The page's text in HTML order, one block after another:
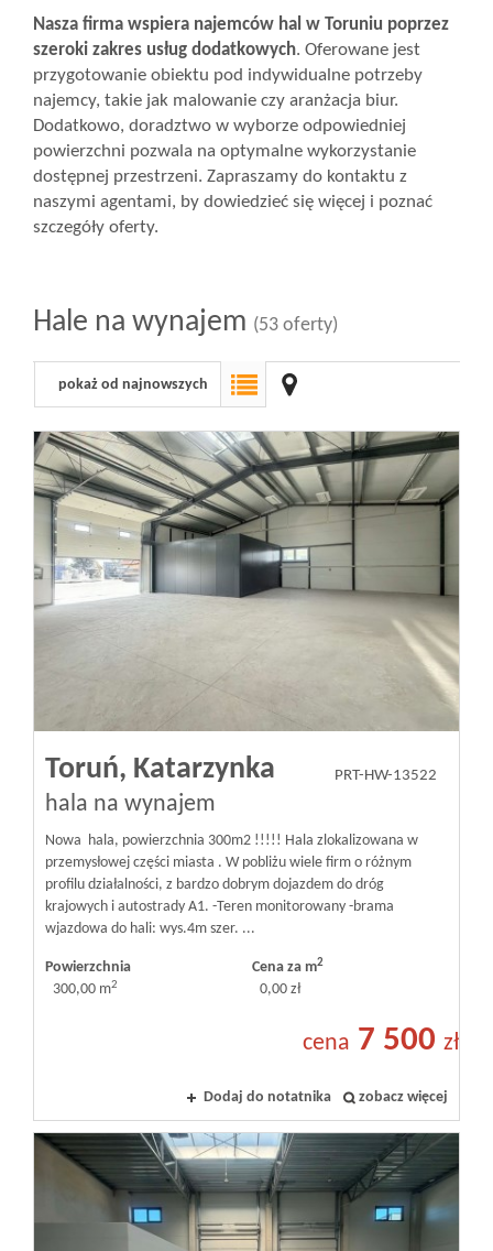
Nasza firma wspiera najemców hal w Toruniu poprzez
szeroki zakres usług dodatkowych. Oferowane jest
przygotowanie obiektu pod indywidualne potrzeby
najemcy, takie jak malowanie czy aranżacja biur.
Dodatkowo, doradztwo w wyborze odpowiedniej
powierzchni pozwala na optymalne wykorzystanie
dostępnej przestrzeni. Zapraszamy do kontaktu z
naszymi agentami, by dowiedzieć się więcej i poznać
szczegóły oferty.
Hale na wynajem (53 oferty)
pokaż od najnowszych
Toruń, Katarzynka
hala na wynajem
PRT-HW-13522
Nowa hala, powierzchnia 300m2 !!!!! Hala zlokalizowana w
przemysłowej części miasta . W pobliżu wiele firm o różnym
profilu działalności, z bardzo dobrym dojazdem do dróg
krajowych i autostrady A1. -Teren monitorowany -brama
wjazdowa do hali: wys.4m szer. ...
Powierzchnia
300,00 m2
Cena za m2
0,00 zł
cena 7 500 zł
Dodaj do notatnika zobacz więcej